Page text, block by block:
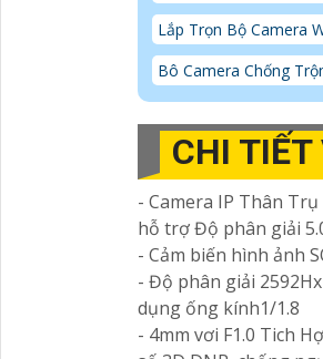
Lắp Trọn Bộ Camera
Bô Camera Chống
CHI
- Camera IP Thân
hỗ trợ Độ phân giải
- Cảm biến hình ảnh
- Độ phân giải
dụng ống kính1/1.8
- 4mm vơi F1.0 Tich